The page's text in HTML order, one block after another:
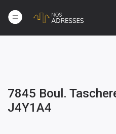
7845 Boul.
J4Y1A4